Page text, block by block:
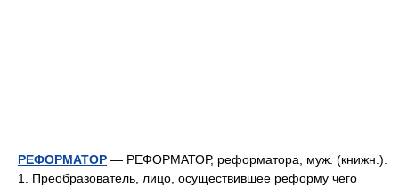
РЕФОРМАТОР — РЕФОРМАТОР, реформатора, муж. (книжн.).
1. Преобразователь, лицо, осуществившее реформу чего